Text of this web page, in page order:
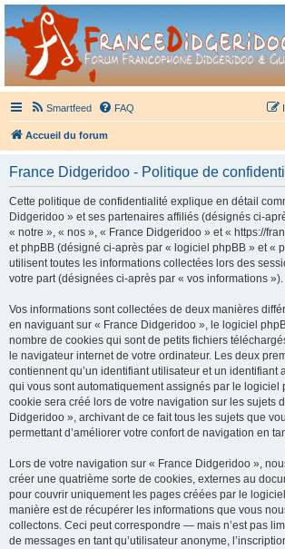
France Didgeridoo
Didgeridoo et Guimbarde sur France Didgeridoo - retrouvez la
Smartfeed FAQ
Accueil du forum
France Didgeridoo - Politique de
Cette politique de confidentialité explique en détail
Didgeridoo » et ses partenaires affiliés (désignés ci-
« notre », « nos », « France Didgeridoo » et « https://
et phpBB (désigné ci-après par « logiciel phpBB » et «
utilisent toutes les informations collectées lors des
votre part (désignées ci-après par « vos informations »).
Vos informations sont collectées de deux manières
en naviguant sur « France Didgeridoo », le logiciel
nombre de cookies qui sont de petits fichiers
le navigateur internet de votre ordinateur. Les deux
contiennent qu’un identifiant utilisateur et un identifiant
qui vous sont automatiquement assignés par le logiciel
cookie sera créé lors de votre navigation sur les sujets
Didgeridoo », archivant de ce fait tous les sujets que
permettant d’améliorer votre confort de navigation en
Lors de votre navigation sur « France Didgeridoo »,
créer une quatrième sorte de cookies, externes au
pour couvrir uniquement les pages créées par le
manière est de récupérer les informations que vous
collectons. Ceci peut correspondre — mais n’est pas
de messages en tant qu’utilisateur anonyme,